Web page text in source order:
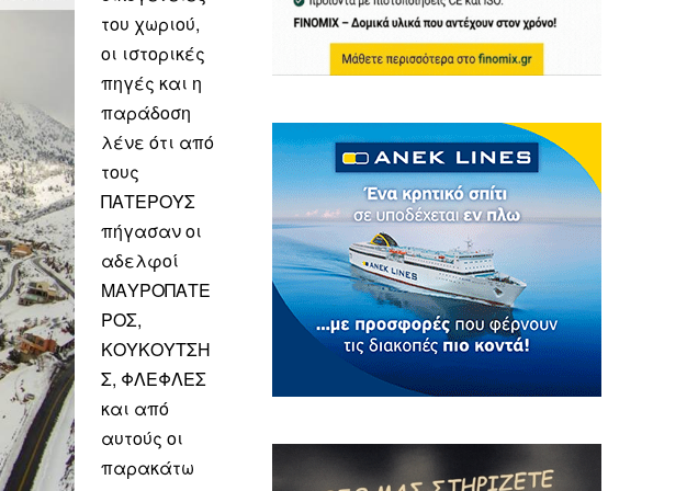
του χωριού,
οι ιστορικές
πηγές και η
παράδοση
λένε ότι από
τους
ΠΑΤΕΡΟΥΣ
πήγασαν οι
αδελφοί
ΜΑΥΡΟΠΑΤΕ
ΡΟΣ,
ΚΟΥΚΟΥΤΣΗ
Σ, ΦΛΕΦΛΕΣ
και από
αυτούς οι
παρακάτω